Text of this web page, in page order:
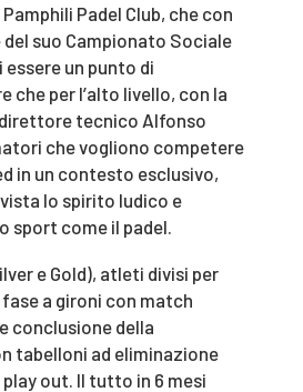
Padel Club, che con
suo Campionato Sociale
un punto di
che per l’alto livello, con la
tecnico Alfonso
che vogliono competere
in un contesto esclusivo,
lo spirito ludico e
sport come il padel.
e Gold), atleti divisi per
a gironi con match
conclusione della
tabelloni ad eliminazione
out. Il tutto in 6 mesi